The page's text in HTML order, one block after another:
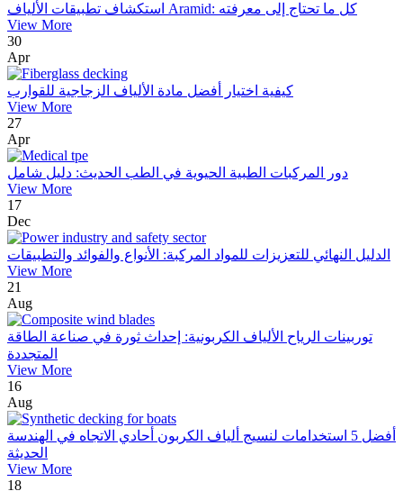
استكشاف تطبيقات الألياف Aramid: كل ما تحتاج إلى معرفته
View More
30
Apr
كيفية اختيار أفضل مادة الألياف الزجاجية للقوارب
View More
27
Apr
دور المركبات الطبية الحيوية في الطب الحديث: دليل شامل
View More
17
Dec
الدليل النهائي للتعزيزات للمواد المركبة: الأنواع والفوائد والتطبيقات
View More
21
Aug
توربينات الرياح الألياف الكربونية: إحداث ثورة في صناعة الطاقة
المتجددة
View More
16
Aug
أفضل 5 استخدامات لنسيج ألياف الكربون أحادي الاتجاه في الهندسة
الحديثة
View More
18